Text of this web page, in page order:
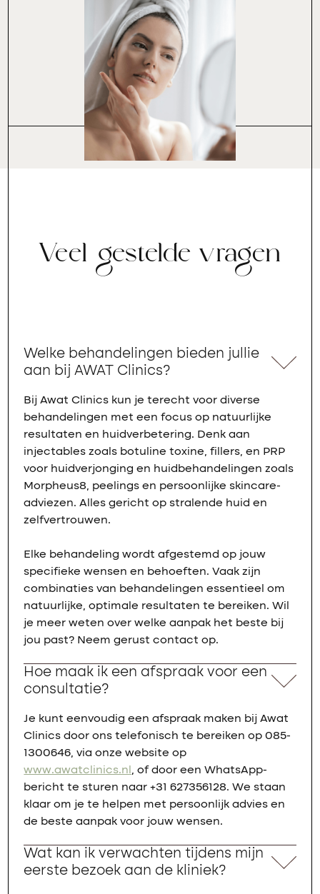
Veel gestelde vragen
Welke behandelingen bieden jullie
aan bij AWAT Clinics?
Bij Awat Clinics kun je terecht voor diverse
behandelingen met een focus op natuurlijke
resultaten en huidverbetering. Denk aan
injectables zoals botuline toxine, fillers, en PRP
voor huidverjonging en huidbehandelingen zoals
Morpheus8, peelings en persoonlijke skincare-
adviezen. Alles gericht op stralende huid en
zelfvertrouwen.
Elke behandeling wordt afgestemd op jouw
specifieke wensen en behoeften. Vaak zijn
combinaties van behandelingen essentieel om
natuurlijke, optimale resultaten te bereiken. Wil
je meer weten over welke aanpak het beste bij
jou past? Neem gerust contact op.
Hoe maak ik een afspraak voor een
consultatie?
Je kunt eenvoudig een afspraak maken bij Awat
Clinics door ons telefonisch te bereiken op 085-
1300646, via onze website op
www.awatclinics.nl , of door een WhatsApp-
bericht te sturen naar +31 627356128. We staan
klaar om je te helpen met persoonlijk advies en
de beste aanpak voor jouw wensen.
Wat kan ik verwachten tijdens mijn
eerste bezoek aan de kliniek?